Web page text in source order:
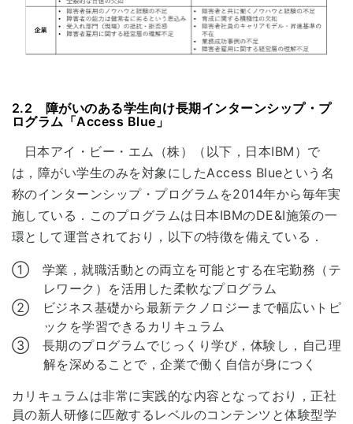
2.2 障がいのある学生向け長期インターンシップ・プ
ログラム「Access Blue」
日本アイ・ビー・エム（株）（以下，日本IBM）で
は，障がい学生のみを対象にしたAccess Blueという名
称のインターンシップ・プログラムを2014年から毎年実
施している．このプログラムは日本IBMのDE&I施策の一
環として運営されており，以下の特徴を備えている．
① 学業，就職活動との両立を可能とする在宅勤務（テ
レワーク）を活用した柔軟なプログラム
② ビジネス基礎から最新テクノロジーまで幅広いトピ
ックを学習できるカリキュラム
③ 長期のプログラムでじっくり学び，体験し，自己理
解を深めることで，企業で働く自信が身につく
カリキュラムは非常に実践的な内容となっており，正社
員の新人研修に匹敵するレベルのコンテンツと体験型学